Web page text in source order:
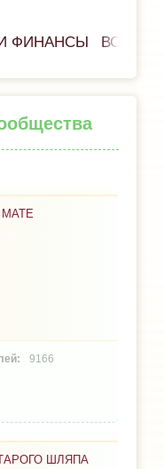
ФИНАНСЫ ВСЁ
9166
ШЛЯПА